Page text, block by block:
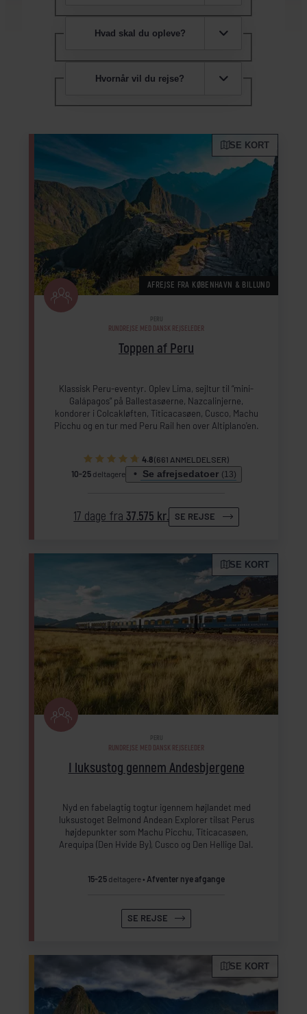
Hvad skal du opleve?
Hvornår vil du rejse?
SE KORT
AFREJSE FRA KØBENHAVN & BILLUND
Toppen af Peru
PERU
RUNDREJSE MED DANSK REJSELEDER
Klassisk Peru-eventyr. Oplev Lima, sejltur til “mini-
Galápagos” på Ballestasøerne, Nazcalinjerne,
kondorer i Colcakløften, Titicacasøen, Cusco, Machu
Picchu og en tur med Peru Rail hen over Altiplano'en.
4.8(661 ANMELDELSER)
10-25deltagere Se afrejsedatoer (13)
17 dage fra37.575 kr. SE REJSE
SE KORT
I luksustog gennem Andesbjergene
PERU
RUNDREJSE MED DANSK REJSELEDER
Nyd en fabelagtig togtur igennem højlandet med
luksustoget Belmond Andean Explorer tilsat Perus
højdepunkter som Machu Picchu, Titicacasøen,
Arequipa (Den Hvide By), Cusco og Den Hellige Dal.
15-25 deltagere Afventer nye afgange
SE REJSE
SE KORT